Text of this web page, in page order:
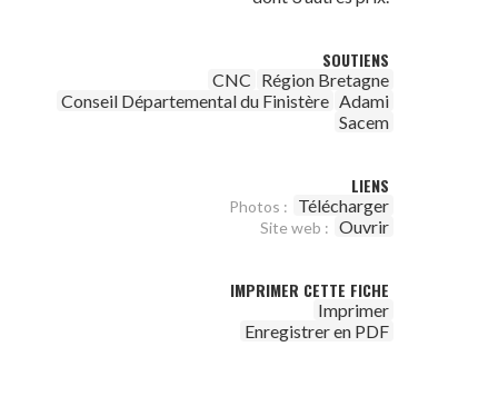
SOUTIENS
CNC Région Bretagne
Conseil Départemental du Finistère Adami
Sacem
LIENS
Photos : Télécharger
Site web : Ouvrir
IMPRIMER CETTE FICHE
Imprimer
Enregistrer en PDF